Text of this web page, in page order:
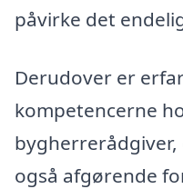
påvirke det
Derudover er
kompetencerne
også afgørende